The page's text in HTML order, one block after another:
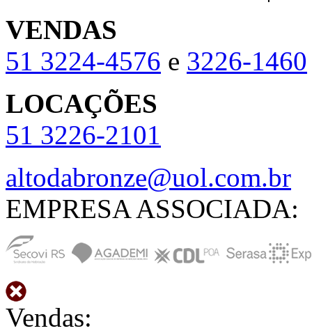
VENDAS
51 3224-4576 e 3226-1460
LOCAÇÕES
51 3226-2101
altodabronze@uol.com.br
EMPRESA ASSOCIADA:
Vendas: